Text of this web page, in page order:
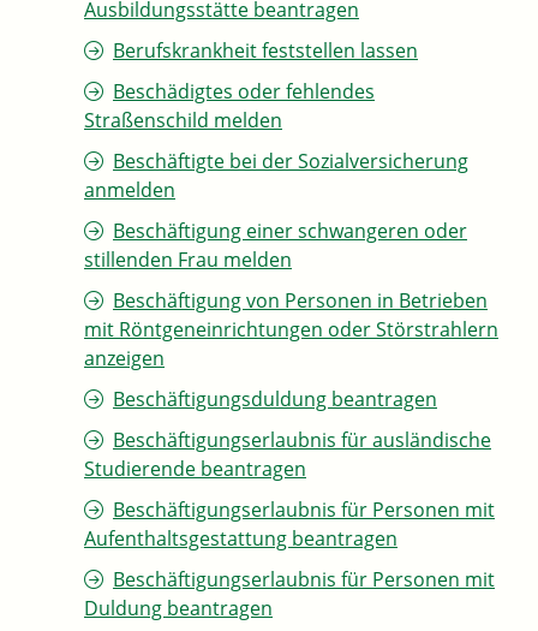
Ausbildungsstätte beantragen
Berufskrankheit feststellen lassen
Beschädigtes oder fehlendes
Straßenschild melden
Beschäftigte bei der Sozialversicherung
anmelden
Beschäftigung einer schwangeren oder
stillenden Frau melden
Beschäftigung von Personen in Betrieben
mit Röntgeneinrichtungen oder Störstrahlern
anzeigen
Beschäftigungsduldung beantragen
Beschäftigungserlaubnis für ausländische
Studierende beantragen
Beschäftigungserlaubnis für Personen mit
Aufenthaltsgestattung beantragen
Beschäftigungserlaubnis für Personen mit
Duldung beantragen